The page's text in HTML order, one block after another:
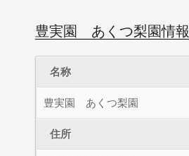
豊実園 あくつ梨園情報
名称
豊実園 あくつ梨園
住所